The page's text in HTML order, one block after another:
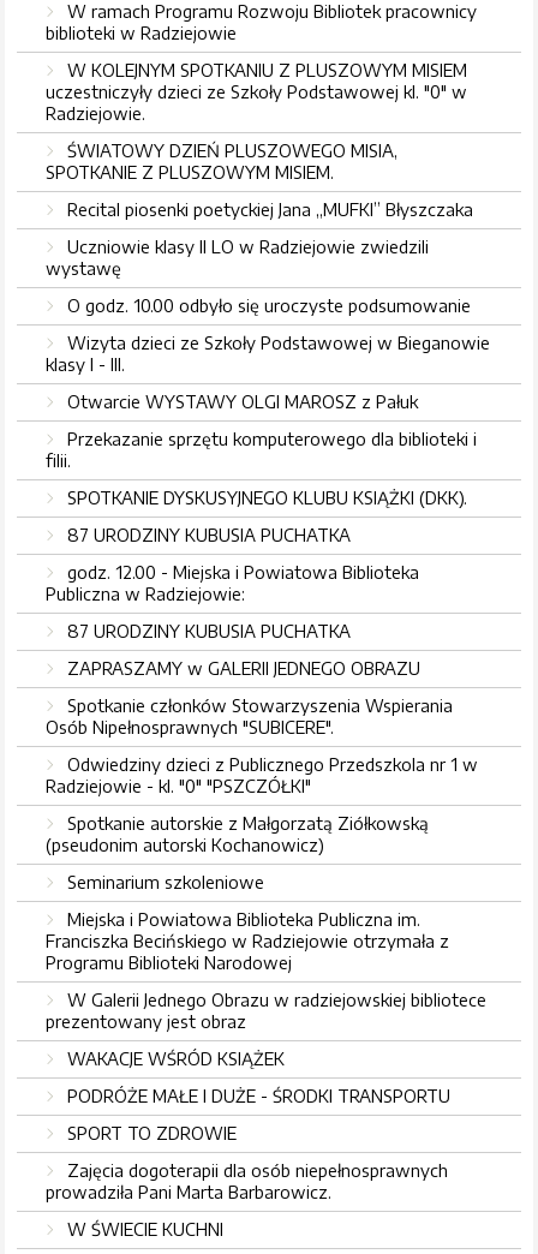
W ramach Programu Rozwoju Bibliotek pracownicy
biblioteki w Radziejowie
W KOLEJNYM SPOTKANIU Z PLUSZOWYM MISIEM
uczestniczyły dzieci ze Szkoły Podstawowej kl. "0" w
Radziejowie.
ŚWIATOWY DZIEŃ PLUSZOWEGO MISIA,
SPOTKANIE Z PLUSZOWYM MISIEM.
Recital piosenki poetyckiej Jana „MUFKI” Błyszczaka
Uczniowie klasy II LO w Radziejowie zwiedzili
wystawę
O godz. 10.00 odbyło się uroczyste podsumowanie
Wizyta dzieci ze Szkoły Podstawowej w Bieganowie
klasy I - III.
Otwarcie WYSTAWY OLGI MAROSZ z Pałuk
Przekazanie sprzętu komputerowego dla biblioteki i
filii.
SPOTKANIE DYSKUSYJNEGO KLUBU KSIĄŻKI (DKK).
87 URODZINY KUBUSIA PUCHATKA
godz. 12.00 - Miejska i Powiatowa Biblioteka
Publiczna w Radziejowie:
87 URODZINY KUBUSIA PUCHATKA
ZAPRASZAMY w GALERII JEDNEGO OBRAZU
Spotkanie członków Stowarzyszenia Wspierania
Osób Nipełnosprawnych "SUBICERE".
Odwiedziny dzieci z Publicznego Przedszkola nr 1 w
Radziejowie - kl. "0" "PSZCZÓŁKI"
Spotkanie autorskie z Małgorzatą Ziółkowską
(pseudonim autorski Kochanowicz)
Seminarium szkoleniowe
Miejska i Powiatowa Biblioteka Publiczna im.
Franciszka Becińskiego w Radziejowie otrzymała z
Programu Biblioteki Narodowej
W Galerii Jednego Obrazu w radziejowskiej bibliotece
prezentowany jest obraz
WAKACJE WŚRÓD KSIĄŻEK
PODRÓŻE MAŁE I DUŻE - ŚRODKI TRANSPORTU
SPORT TO ZDROWIE
Zajęcia dogoterapii dla osób niepełnosprawnych
prowadziła Pani Marta Barbarowicz.
W ŚWIECIE KUCHNI